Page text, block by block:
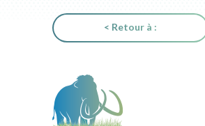
< Retour à :